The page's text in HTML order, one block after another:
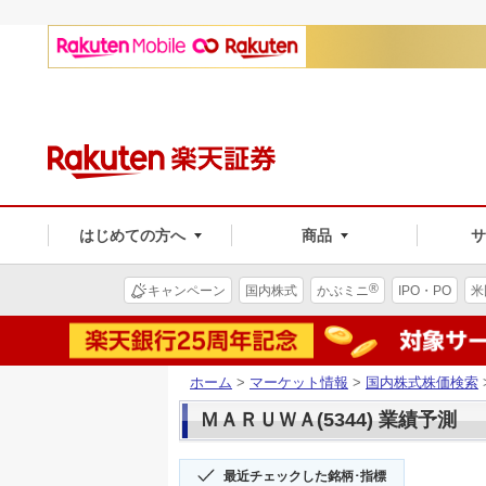
はじめての方へ 商品
キャンペーン 国内株式 かぶミニ® IPO・PO
ホーム > マーケット情報 > 国内株式株価検索
ＭＡＲＵＷＡ(5344) 業績予測
最近チェックした銘柄･指標